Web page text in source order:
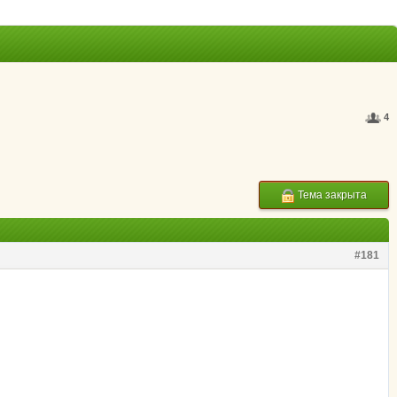
4
Тема закрыта
#181